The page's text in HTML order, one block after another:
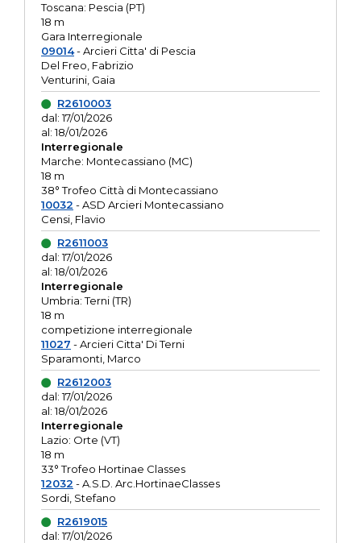
Toscana: Pescia (PT)
18 m
Gara Interregionale
09014- Arcieri Citta' di Pescia
Del Freo, Fabrizio
Venturini, Gaia
R2610003
dal: 17/01/2026
al: 18/01/2026
Interregionale
Marche: Montecassiano (MC)
18 m
38° Trofeo Città di Montecassiano
10032 - ASD Arcieri Montecassiano
Censi, Flavio
R2611003
dal: 17/01/2026
al: 18/01/2026
Interregionale
Umbria: Terni (TR)
18 m
competizione interregionale
11027 - Arcieri Citta' Di Terni
Sparamonti, Marco
R2612003
dal: 17/01/2026
al: 18/01/2026
Interregionale
Lazio: Orte (VT)
18 m
33° Trofeo Hortinae Classes
12032 - A.S.D. Arc.HortinaeClasses
Sordi, Stefano
R2619015
dal: 17/01/2026